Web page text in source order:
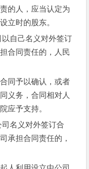
的人，应当认定为
立时的股东。
自己名义对外签订
合同责任的，人民
同予以确认，或者
义务，合同相对人
应予支持。
名义对外签订合
承担合同责任的，